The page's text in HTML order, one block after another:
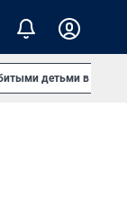
детьми в